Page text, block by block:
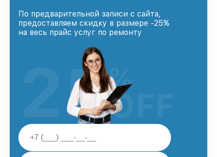
По предварительной записи с сайта,
предоставляем скидку в размере -25%
на весь прайс услуг по ремонту
25%
OFF